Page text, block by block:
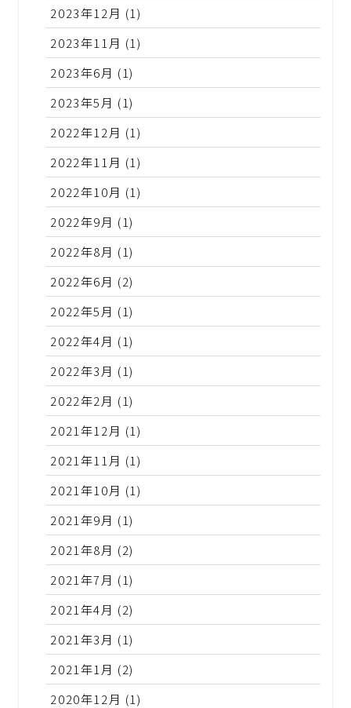
2023年12月 (1)
2023年11月 (1)
2023年6月 (1)
2023年5月 (1)
2022年12月 (1)
2022年11月 (1)
2022年10月 (1)
2022年9月 (1)
2022年8月 (1)
2022年6月 (2)
2022年5月 (1)
2022年4月 (1)
2022年3月 (1)
2022年2月 (1)
2021年12月 (1)
2021年11月 (1)
2021年10月 (1)
2021年9月 (1)
2021年8月 (2)
2021年7月 (1)
2021年4月 (2)
2021年3月 (1)
2021年1月 (2)
2020年12月 (1)